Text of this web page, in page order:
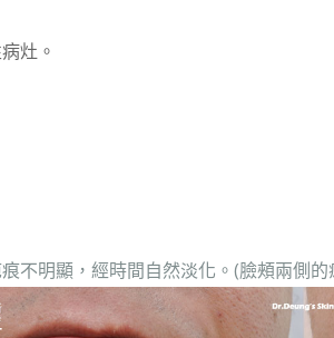
灶。
不明顯，經時間自然淡化。(臉頰兩側